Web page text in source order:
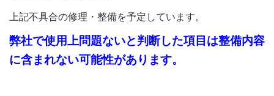
上記不具合の修理・整備を予定しています。
弊社で使用上問題ないと判断した項目は整備内容
に含まれない可能性があります。